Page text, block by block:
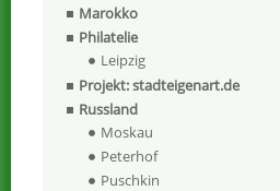
Marokko
Philatelie
Leipzig
Projekt: stadteigenart.de
Russland
Moskau
Peterhof
Puschkin